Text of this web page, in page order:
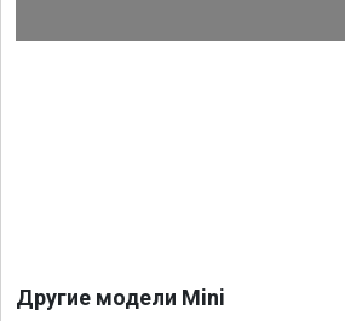
Другие модели Mini